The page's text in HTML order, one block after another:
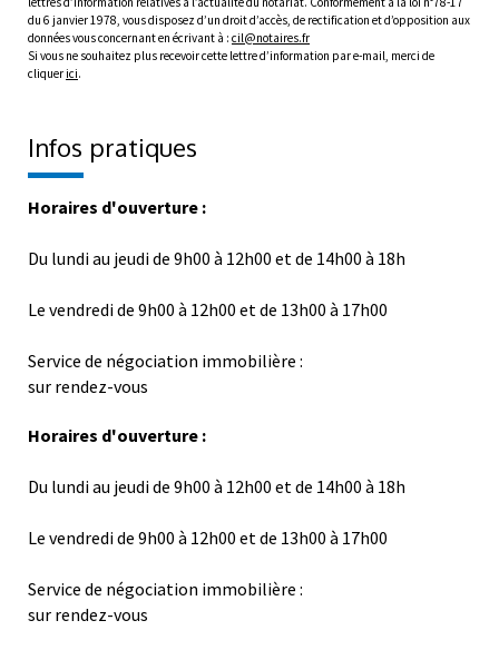
du 6 janvier 1978, vous disposez d’un droit d’accès, de rectification et d’opposition aux
données vous concernant en écrivant à : cil@notaires.fr
Si vous ne souhaitez plus recevoir cette lettre d’information par e-mail, merci de
cliquer ici.
Infos pratiques
Horaires d'ouverture :
Du lundi au jeudi de 9h00 à 12h00 et de 14h00 à 18h
Le vendredi de 9h00 à 12h00 et de 13h00 à 17h00
Service de négociation immobilière :
sur rendez-vous
Horaires d'ouverture :
Du lundi au jeudi de 9h00 à 12h00 et de 14h00 à 18h
Le vendredi de 9h00 à 12h00 et de 13h00 à 17h00
Service de négociation immobilière :
sur rendez-vous